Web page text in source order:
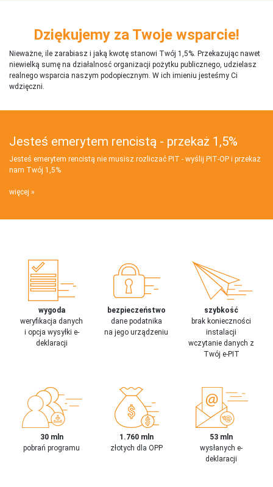
Dziękujemy za Twoje wsparcie!
Nieważne, ile zarabiasz i jaką kwotę stanowi Twój 1,5%. Przekazując nawet
niewielką sumę na działalnosć organizacji pożytku publicznego, udzielasz
realnego wsparcia naszym podopiecznym. W ich imieniu jesteśmy Ci
wdzięczni.
Jesteś emerytem rencistą - przekaż 1,5%
Jesteś emerytem rencistą nie musisz rozliczać PIT - wyślij PIT‑OP i przekaż
nam Twój 1,5%
więcej
wygoda
weryfikacja danych
i opcja wysyłki e-
deklaracji
bezpieczeństwo
dane podatnika
na jego urządzeniu
szybkość
brak konieczności
instalacji
wczytanie danych z
Twój e-PIT
30 mln
pobrań programu
1.760 mln
złotych dla OPP
53 mln
wysłanych e-
deklaracji